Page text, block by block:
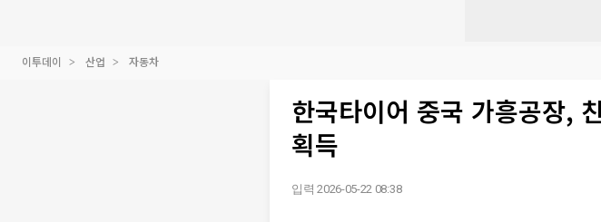
이투데이 산업 자동차
한국타이어 중국 가흥공장,
획득
입력 2026-05-22 08:38